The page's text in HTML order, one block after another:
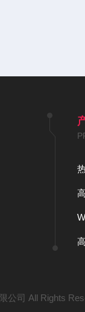
公司 All Rights